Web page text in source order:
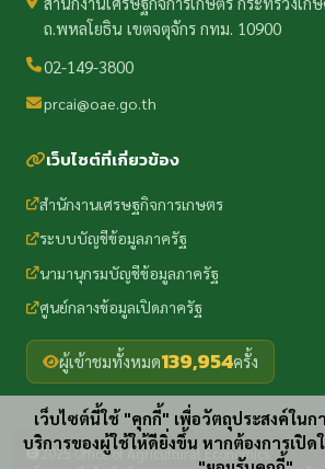
ถ.พหลโยธิน เขตจตุจักร กทม. 10900
02-149-3800
prcai@oae.go.th
เว็บไซต์ที่เกี่ยวข้อง
สำนักงานเศรษฐกิจการเกษตร
ระบบบัญชีข้อมูลภาครัฐ
นามานุกรมบัญชีข้อมูลภาครัฐ
ศูนย์กลางข้อมูลเปิดภาครัฐ
ผู้เข้าชมทั้งหมด139,954ครั้ง
2025 Office of Agricultural Economics
เว็บไซต์นี้ใช้ "คุกกี้" เพื่อวัตถุประสงค์ใน
บริการของผู้ใช้ให้ดียิ่งขึ้น หากต้องการเปิด